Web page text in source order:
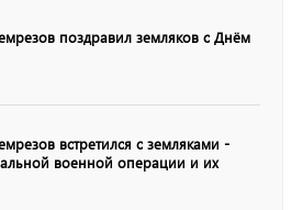
поздравил земляков с Днём
встретился с земляками -
военной операции и их